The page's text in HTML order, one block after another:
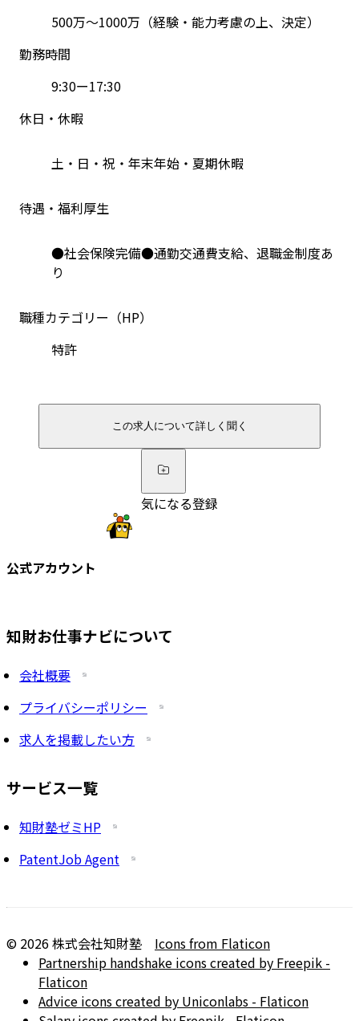
500万～1000万（経験・能力考慮の上、決定）
勤務時間
9:30ー17:30
休日・休暇
土・日・祝・年末年始・夏期休暇
待遇・福利厚生
●社会保険完備●通勤交通費支給、退職金制度あ
り
職種カテゴリー（HP）
特許
この求人について詳しく聞く
気になる登録
公式アカウント
知財お仕事ナビについて
会社概要
プライバシーポリシー
求人を掲載したい方
サービス一覧
知財塾ゼミHP
PatentJob Agent
© 2026株式会社知財塾
Icons from Flaticon
Partnership handshake icons created by Freepik -
Flaticon
Advice icons created by Uniconlabs - Flaticon